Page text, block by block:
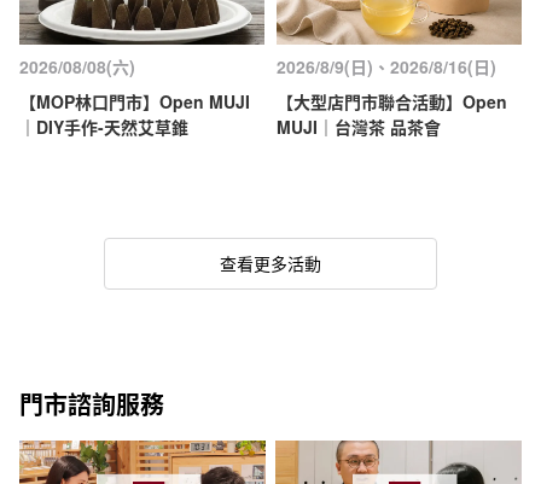
2026/08/08(六)
【MOP林口門市】Open MUJI
｜DIY手作-天然艾草錐
2026/8/9(日)、2026/8/16(日)
【大型店門市聯合活動】Open
MUJI｜台灣茶 品茶會
查看更多活動
門市諮詢服務